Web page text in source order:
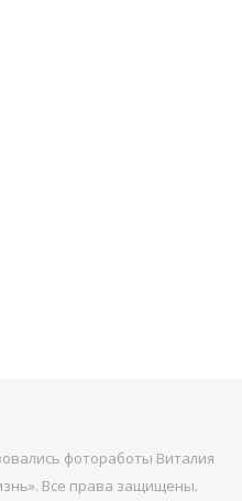
фотоработы Виталия
Все права защищены.